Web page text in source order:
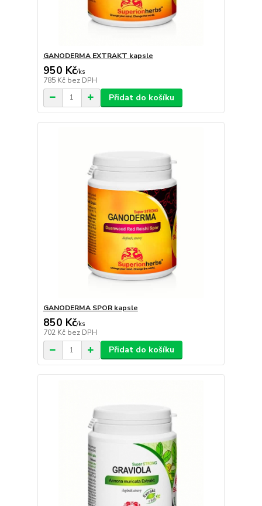
GANODERMA EXTRAKT kapsle
950 Kč/ks
785 Kč bez DPH
Přidat do košíku
GANODERMA SPOR kapsle
850 Kč/ks
702 Kč bez DPH
Přidat do košíku